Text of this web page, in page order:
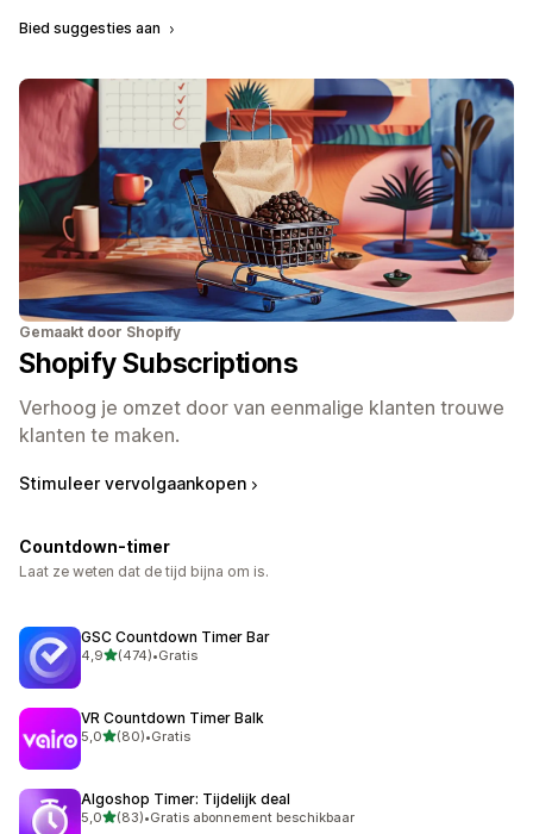
Bied suggesties aan
Gemaakt door Shopify
Shopify Subscriptions
Verhoog je omzet door van eenmalige klanten trouwe
klanten te maken.
Stimuleer vervolgaankopen
Countdown-timer
Laat ze weten dat de tijd bijna om is.
GSC Countdown Timer Bar
4,9van 5 sterren
(474)
474 recensies in totaal
•Gratis
VR Countdown Timer Balk
5,0van 5 sterren
(80)
80 recensies in totaal
•Gratis
Algoshop Timer: Tijdelijk deal
5,0van 5 sterren
(83)
83 recensies in totaal
•Gratis abonnement beschikbaar